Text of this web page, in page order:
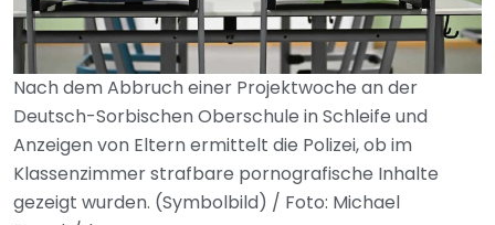
Nach dem Abbruch einer Projektwoche an der
Deutsch-Sorbischen Oberschule in Schleife und
Anzeigen von Eltern ermittelt die Polizei, ob im
Klassenzimmer strafbare pornografische Inhalte
gezeigt wurden. (Symbolbild) / Foto: Michael